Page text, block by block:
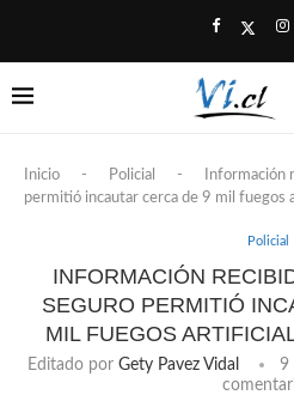
Inicio - Policial -
Información
permitió incautar cerca de 9 mil fuegos
Policial
INFORMACIÓN
SEGURO PERMITIÓ
MIL FUEGOS
Editado por Gety Pavez Vidal 9